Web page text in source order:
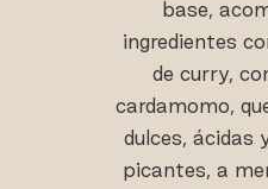
base,
ingredientes
de curry,
cardamomo,
dulces, ácidas
picantes, a